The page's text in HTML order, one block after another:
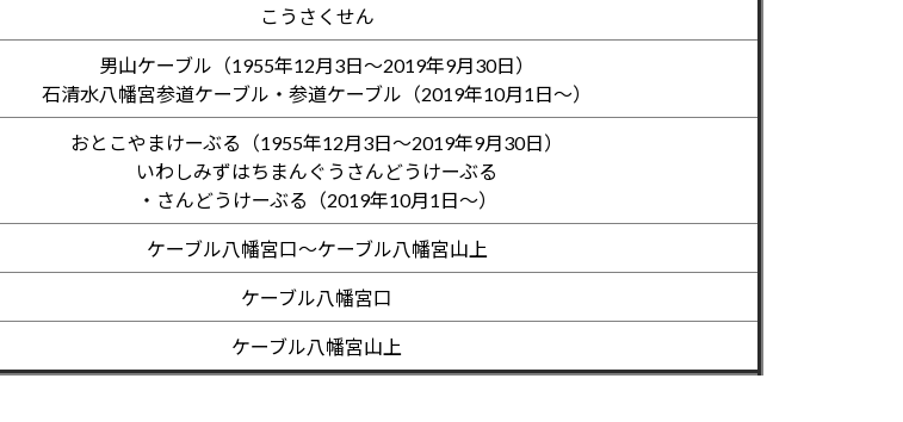
こうさくせん
男山ケーブル（1955年12月3日～2019年9月30日）
石清水八幡宮参道ケーブル・参道ケーブル（2019年10月1日～）
おとこやまけーぶる（1955年12月3日～2019年9月30日）
いわしみずはちまんぐうさんどうけーぶる
・さんどうけーぶる（2019年10月1日～）
ケーブル八幡宮口～ケーブル八幡宮山上
ケーブル八幡宮口
ケーブル八幡宮山上